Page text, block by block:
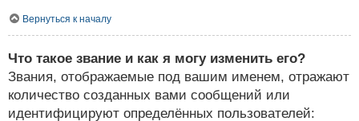
Вернуться к началу
Что такое звание и как я могу изменить его?
Звания, отображаемые под вашим именем, отражают
количество созданных вами сообщений или
идентифицируют определённых пользователей: